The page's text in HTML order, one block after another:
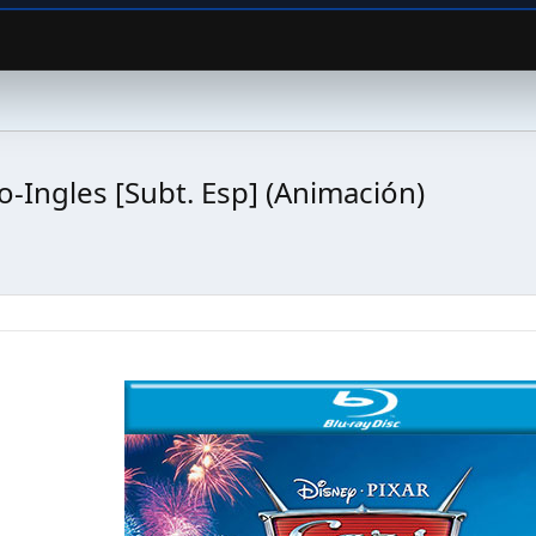
Ingles [Subt. Esp] (Animación)